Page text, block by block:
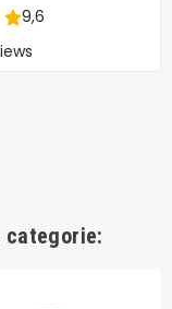
categorie: